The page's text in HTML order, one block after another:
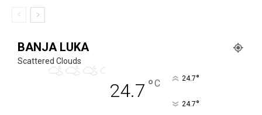
BANJA LUKA
Scattered Clouds
24.7 °C 24.7°
24.7°